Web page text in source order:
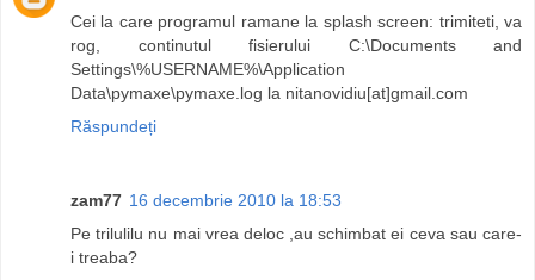
Cei la care programul ramane la splash screen: trimiteti, va
rog, continutul fisierului C:\Documents and
Settings\%USERNAME%\Application
Data\pymaxe\pymaxe.log la nitanovidiu[at]gmail.com
Răspundeți
zam77 16 decembrie 2010 la 18:53
Pe trilulilu nu mai vrea deloc ,au schimbat ei ceva sau care-
i treaba?